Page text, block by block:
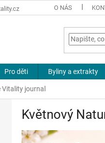
O NÁS
Pro děti Byliny a extrakty
journal
Květnový